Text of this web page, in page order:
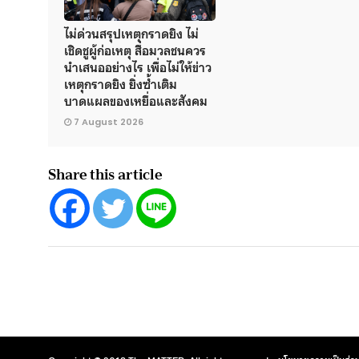
ไม่ด่วนสรุปเหตุกราดยิง ไม่
เชิดชูผู้ก่อเหตุ สื่อมวลชนควร
นำเสนออย่างไร เพื่อไม่ให้ข่าว
เหตุกราดยิง ยิ่งซ้ำเติม
บาดแผลของเหยื่อและสังคม
7 August 2026
Share this article